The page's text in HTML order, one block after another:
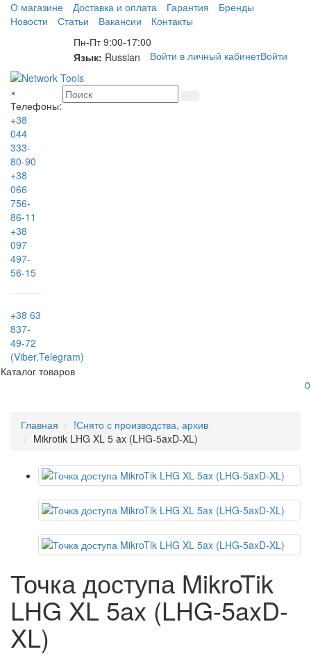
О магазине Доставка и оплата Гарантия
Бренды
Новости
Статьи Вакансии
Контакты
Пн-Пт 9:00-17:00
Язык: Russian Войти в личный кабинетВойти
×
Телефоны:
+38
044
333-
80-90
+38
066
756-
86-11
+38
097
497-
56-15
+38 63
837-
49-72
(Viber,Telegram)
Каталог товаров
0
Главная
!Снято с производства, архив
Mikrotik LHG XL 5 ax (LHG-5axD-XL)
Точка доступа MikroTik
LHG XL 5ax (LHG-5axD-
XL)